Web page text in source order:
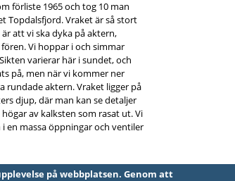
förliste 1965 och tog 10 man
Topdalsfjord. Vraket är så stort
att vi ska dyka på aktern,
Vi hoppar i och simmar
varierar här i sundet, och
på, men när vi kommer ner
rundade aktern. Vraket ligger på
djup, där man kan se detaljer
av kalksten som rasat ut. Vi
en massa öppningar och ventiler
på webbplatsen. Genom att